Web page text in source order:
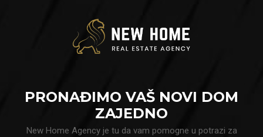
PRONAĐIMO VAŠ NOVI DOM
ZAJEDNO
New Home Agency je tu da vam pomogne u potrazi za